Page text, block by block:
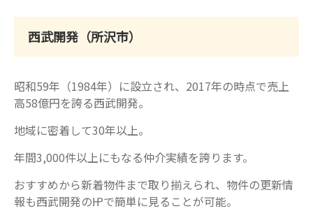
西武開発（所沢市）
昭和59年（1984年）に設立され、2017年の時点で売上
高58億円を誇る西武開発。
地域に密着して30年以上。
年間3,000件以上にもなる仲介実績を誇ります。
おすすめから新着物件まで取り揃えられ、物件の更新情
報も西武開発の㏋で簡単に見ることが可能。